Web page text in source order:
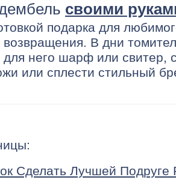
своими
подарка для
возвращения. В дни
для него шарф или свитер,
или сплести стильный
Сделать Лучшей Подруге